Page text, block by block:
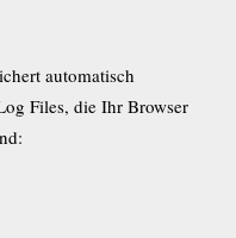
automatisch
Files, die Ihr Browser